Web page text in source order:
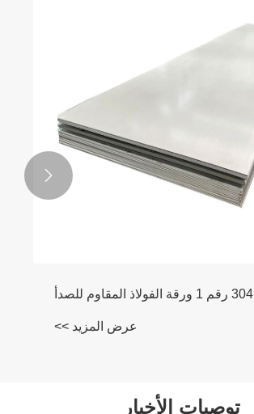
304 رقم 1 ورقة الفولاذ المقاوم للصدأ
عرض المزيد >>

توصيات الأخبار